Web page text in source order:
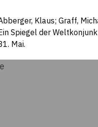
Klaus; Graff,
Spiegel der
Mai.